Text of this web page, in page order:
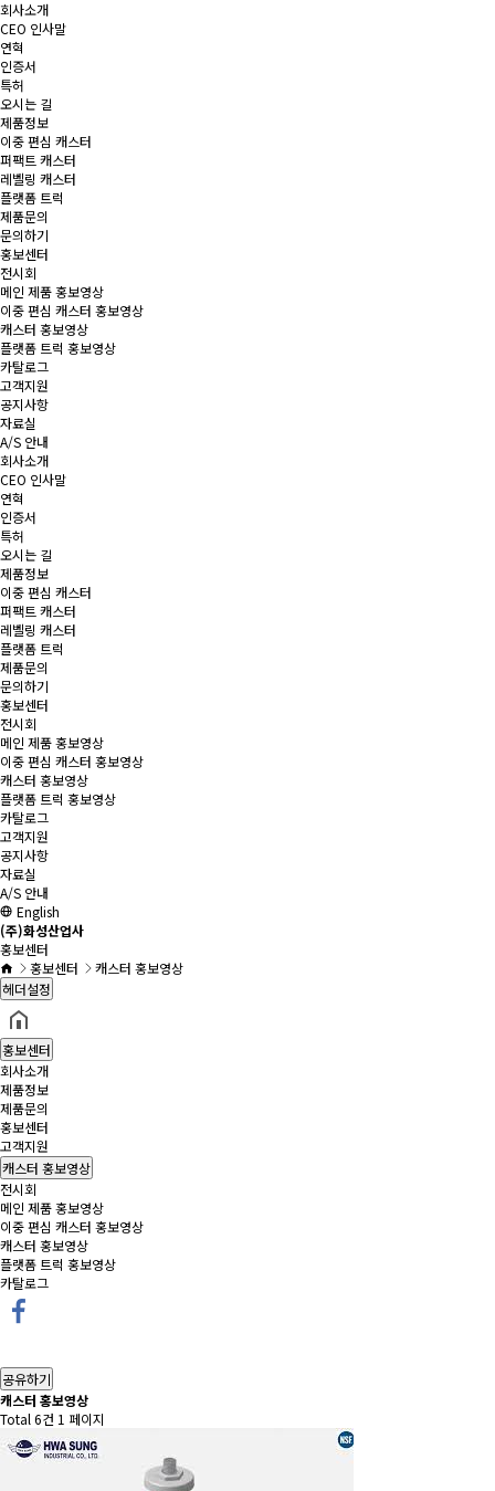
회사소개
CEO 인사말
연혁
인증서
특허
오시는 길
제품정보
이중 편심 캐스터
퍼팩트 캐스터
레벨링 캐스터
플랫폼 트럭
제품문의
문의하기
홍보센터
전시회
메인 제품 홍보영상
이중 편심 캐스터 홍보영상
캐스터 홍보영상
플랫폼 트럭 홍보영상
카탈로그
고객지원
공지사항
자료실
A/S 안내
회사소개
CEO 인사말
연혁
인증서
특허
오시는 길
제품정보
이중 편심 캐스터
퍼팩트 캐스터
레벨링 캐스터
플랫폼 트럭
제품문의
문의하기
홍보센터
전시회
메인 제품 홍보영상
이중 편심 캐스터 홍보영상
캐스터 홍보영상
플랫폼 트럭 홍보영상
카탈로그
고객지원
공지사항
자료실
A/S 안내
English
(주)화성산업사
홍보센터
홍보센터
캐스터 홍보영상
헤더설정
홍보센터
회사소개
제품정보
제품문의
홍보센터
고객지원
캐스터 홍보영상
전시회
메인 제품 홍보영상
이중 편심 캐스터 홍보영상
캐스터 홍보영상
플랫폼 트럭 홍보영상
카탈로그
공유하기
캐스터 홍보영상
Total 6건 1 페이지